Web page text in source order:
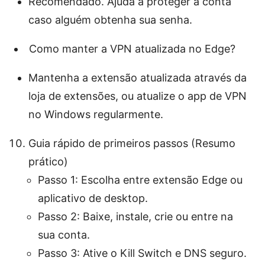
caso alguém obtenha sua senha.
Como manter a VPN atualizada no Edge?
Mantenha a extensão atualizada através da
loja de extensões, ou atualize o app de VPN
no Windows regularmente.
Guia rápido de primeiros passos (Resumo
prático)
Passo 1: Escolha entre extensão Edge ou
aplicativo de desktop.
Passo 2: Baixe, instale, crie ou entre na
sua conta.
Passo 3: Ative o Kill Switch e DNS seguro.